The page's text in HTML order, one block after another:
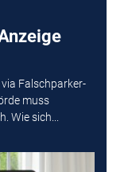
Falschparker-
muss
Wie sich...